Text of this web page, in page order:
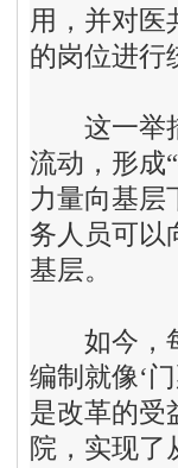
用，并对医
的岗位进行
这一举措
流动，形成
力量向基层
务人员可以
基层。
如今，每
编制就像‘
是改革的受
院，实现了